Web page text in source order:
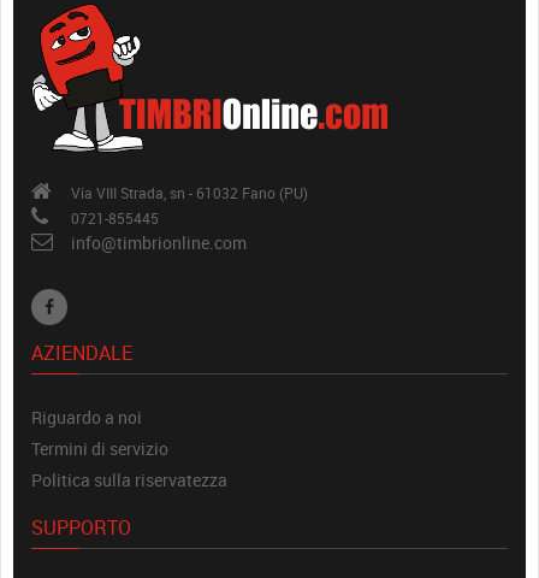
Via VIII Strada, sn - 61032 Fano (PU)
0721-855445
info@timbrionline.com
AZIENDALE
Riguardo a noi
Termini di servizio
Politica sulla riservatezza
SUPPORTO